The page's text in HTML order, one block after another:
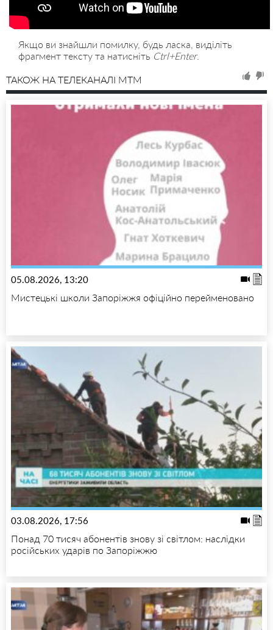
Якщо ви знайшли помилку, будь ласка, виділіть
фрагмент тексту та натисніть Ctrl+Enter.
ТАКОЖ НА ТЕЛЕКАНАЛІ MTM
05.08.2026, 13:20
Мистецькі школи Запоріжжя офіційно перейменовано
03.08.2026, 17:56
Понад 70 тисяч абонентів знову зі світлом: наслідки
російських ударів по Запоріжжю